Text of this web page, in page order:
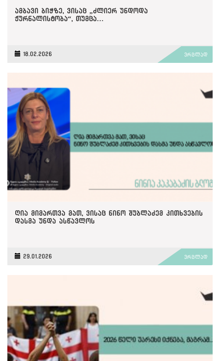
ამბავი ბიჭზე, ვისაც „ძლიერ უნდოდა
ჟურნალისტობა“, თუმცა…
18.02.2026 ვრცლად
ღია მიმართვა მათ, ვისაც ნინო შუბლაძემ კითხვების
დასმა უნდა ასწავლოს
29.01.2026 ვრცლად